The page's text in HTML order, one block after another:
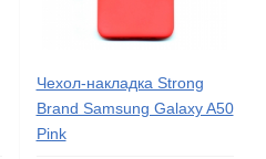
Чехол-накладка Strong
Brand Samsung Galaxy A50
Pink